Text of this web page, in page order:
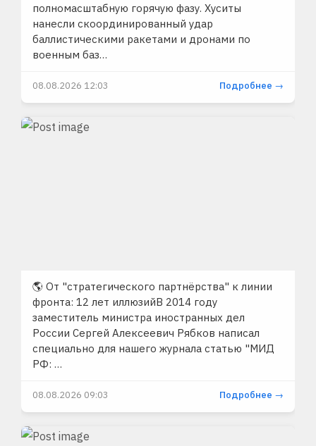
полномасштабную горячую фазу. Хуситы
нанесли скоординированный удар
баллистическими ракетами и дронами по
военным баз…
08.08.2026 12:03 Подробнее →
🌎 От "стратегического партнёрства" к линии
фронта: 12 лет иллюзийВ 2014 году
заместитель министра иностранных дел
России Сергей Алексеевич Рябков написал
специально для нашего журнала статью "МИД
РФ: …
08.08.2026 09:03 Подробнее →